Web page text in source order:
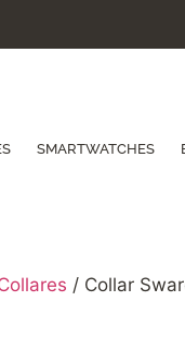
SMARTWATCHES
/ Collar